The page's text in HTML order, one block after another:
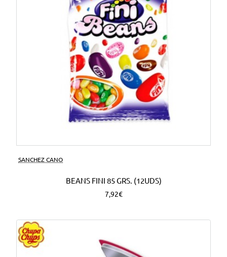
SANCHEZ CANO
BEANS FINI 85 GRS. (12UDS)
7,92€